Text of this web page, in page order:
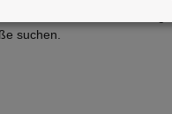
suchen.